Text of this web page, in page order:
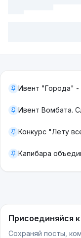
Ивент "Города" -
Ивент Вомбата.
Конкурс "Лету
Капибара
Присоединяйся
Сохраняй посты,